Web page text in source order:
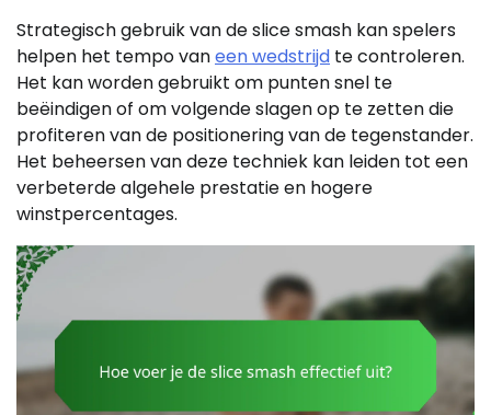
Strategisch gebruik van de slice smash kan spelers
helpen het tempo vaneen wedstrijd te controleren.
Het kan worden gebruikt om punten snel te
beëindigen of om volgende slagen op te zetten die
profiteren van de positionering van de tegenstander.
Het beheersen van deze techniek kan leiden tot een
verbeterde algehele prestatie en hogere
winstpercentages.